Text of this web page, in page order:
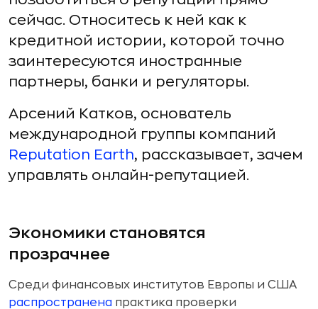
сейчас. Относитесь к ней как к
кредитной истории, которой точно
заинтересуются иностранные
партнеры, банки и регуляторы.
Арсений Катков, основатель
международной группы компаний
Reputation Earth, рассказывает, зачем
управлять онлайн-репутацией.
Экономики становятся
прозрачнее
Среди финансовых институтов Европы и США
распространена практика проверки